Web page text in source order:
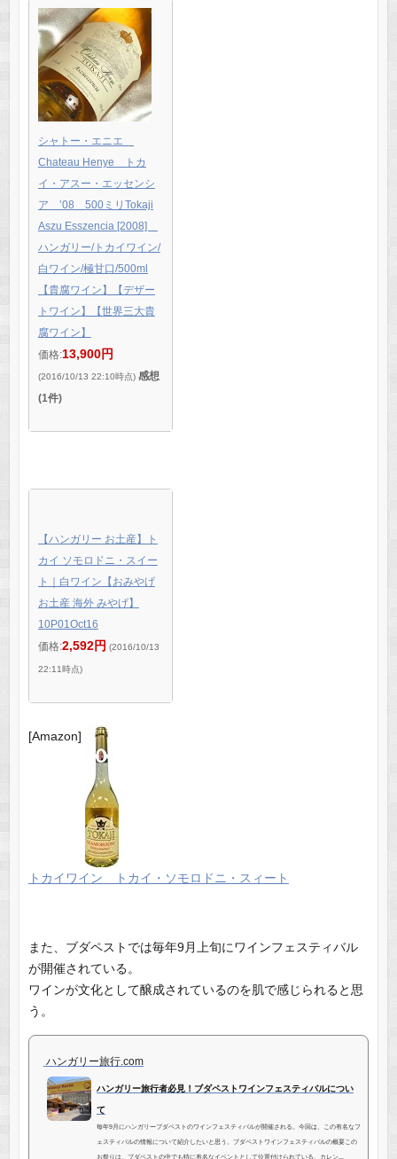
シャトー・エニエ
Chateau Henye トカ
イ・アスー・エッセンシ
ア ’08 500ミリTokaji
Aszu Esszencia [2008]
ハンガリー/トカイワイン/
白ワイン/極甘口/500ml
【貴腐ワイン】【デザー
トワイン】【世界三大貴
腐ワイン】
価格:13,900円
(2016/10/13 22:10時点) 感想
(1件)
【ハンガリー お土産】ト
カイ ソモロドニ・スイー
ト｜白ワイン【おみやげ
お土産 海外 みやげ】
10P01Oct16
価格:2,592円 (2016/10/13
22:11時点)
[Amazon]
トカイワイン トカイ・ソモロドニ・スィート
また、ブダペストでは毎年9月上旬にワインフェスティバル
が開催されている。
ワインが文化として醸成されているのを肌で感じられると思
う。
ハンガリー旅行.com
ハンガリー旅行者必見！ブダペストワインフェスティバルについ
て
毎年9月にハンガリーブダペストのワインフェスティバルが開催される。今回は、この有名なフ
ェスティバルの情報について紹介したいと思う。ブダペストワインフェスティバルの概要この
お祭りは、ブダペストの中でも特に有名なイベントとして位置付けられている。カレン...